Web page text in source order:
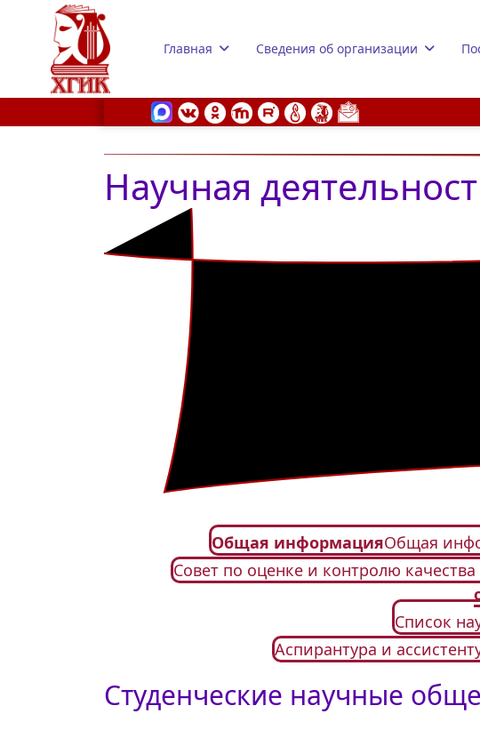
Главная Сведения об организации
Научная
Общая информацияОбщая
Совет по оценке и контролю
Список
Аспирантура и
Студенческие научные